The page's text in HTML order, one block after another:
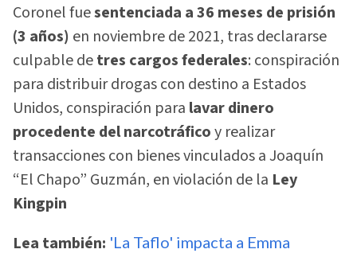
Coronel fuesentenciada a 36 meses de prisión
(3 años) en noviembre de 2021, tras declararse
culpable detres cargos federales: conspiración
para distribuir drogas con destino a Estados
Unidos, conspiración para lavar dinero
procedente del narcotráficoy realizar
transacciones con bienes vinculados a Joaquín
“El Chapo” Guzmán, en violación de la Ley
Kingpin
Lea también: 'La Taflo' impacta a Emma